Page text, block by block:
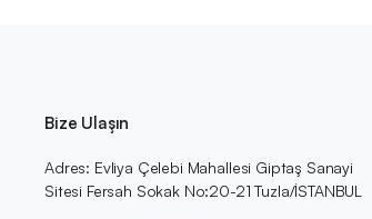
Bize Ulaşın
Adres: Evliya Çelebi Mahallesi Giptaş Sanayi
Sitesi Fersah Sokak No:20-21 Tuzla/İSTANBUL